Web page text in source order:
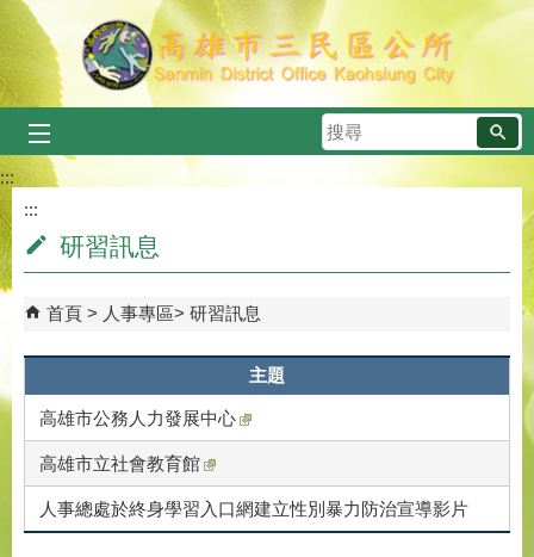
跳到主要內容區塊
搜
尋
:::
:::
研習訊息
首頁 人事專區 研習訊息
主題
高雄市公務人力發展中心
高雄市立社會教育館
人事總處於終身學習入口網建立性別暴力防治宣導影片